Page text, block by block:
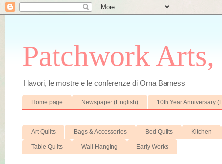
Patchwork
I lavori, le mostre e le conferenze di Orna Barness
Home page Newspaper (English) 10th Year Anniversary
Art Quilts Bags & Accessories Bed Quilts Kitchen
Table Quilts Wall Hanging Early Works